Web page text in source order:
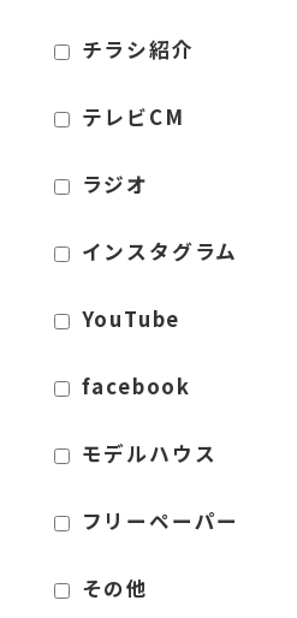
チラシ紹介
テレビCM
ラジオ
インスタグラム
YouTube
facebook
モデルハウス
フリーペーパー
その他